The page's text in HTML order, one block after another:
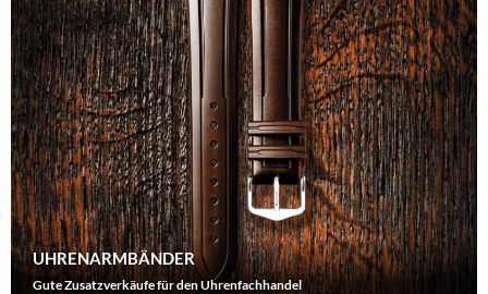
UHRENARMBÄNDER
Gute Zusatzverkäufe für den Uhrenfachhandel